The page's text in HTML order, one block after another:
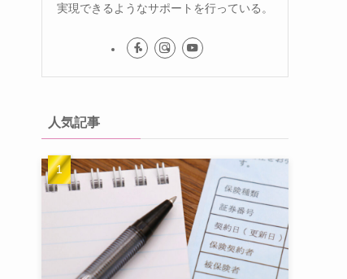
実現できるようなサポートを行っている。
人気記事